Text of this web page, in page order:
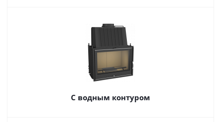
С водным контуром